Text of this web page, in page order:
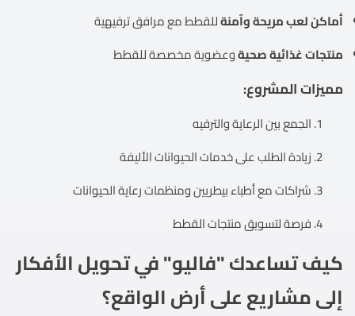
أماكن لعب مريحة وآمنةللقطط مع مرافق ترفيهية
منتجات غذائية صحيةوعضوية مخصصة للقطط
مميزات المشروع:
الجمع بين الرعاية والترفيه
زيادة الطلب على خدمات الحيوانات الأليفة
شراكات مع أطباء بيطريين ومنظمات رعاية الحيوانات
فرصة لتسويق منتجات القطط
كيف تساعدك "فاليو" في تحويل الأفكار
إلى مشاريع على أرض الواقع؟